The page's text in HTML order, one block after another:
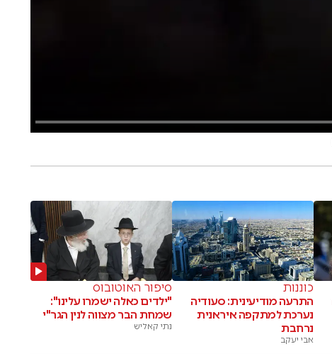
כוננות
התרעה מודיעינית: סעודיה
נערכת למתקפה איראנית
נרחבת
אבי יעקב
סיפור האוטובוס
"ילדים כאלה ישמרו עלינו":
שמחת הבר מצווה לנין הגר"י
נתי קאליש